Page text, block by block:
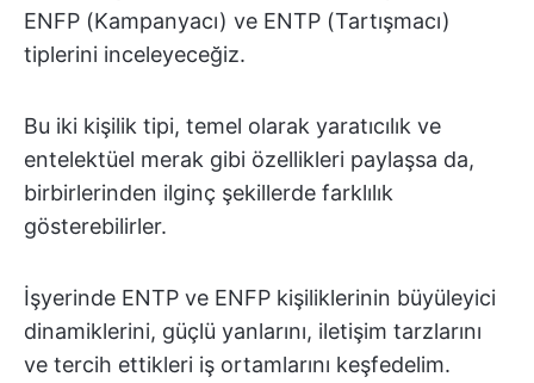
ENFP (Kampanyacı) ve ENTP (Tartışmacı)
tiplerini inceleyeceğiz.
Bu iki kişilik tipi, temel olarak yaratıcılık ve
entelektüel merak gibi özellikleri paylaşsa da,
birbirlerinden ilginç şekillerde farklılık
gösterebilirler.
İşyerinde ENTP ve ENFP kişiliklerinin büyüleyici
dinamiklerini, güçlü yanlarını, iletişim tarzlarını
ve tercih ettikleri iş ortamlarını keşfedelim.